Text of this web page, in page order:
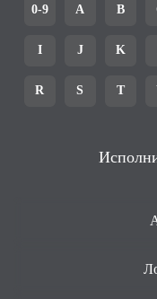
0-9 A B
I J K
R S T